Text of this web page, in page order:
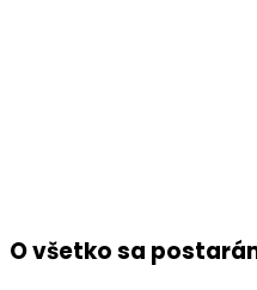
O všetko sa